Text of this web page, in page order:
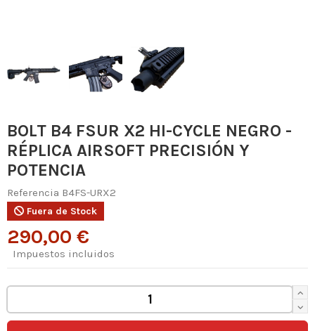
BOLT B4 FSUR X2 HI-CYCLE NEGRO -
RÉPLICA AIRSOFT PRECISIÓN Y
POTENCIA
Referencia B4FS-URX2
Fuera de Stock
290,00 €
Impuestos incluidos